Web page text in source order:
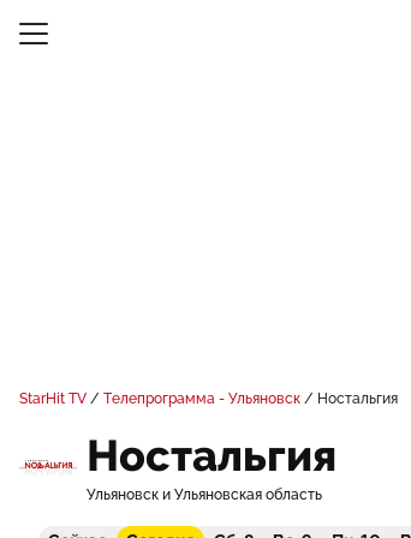
StarHit TV Телепрограмма - Ульяновск Ностальгия
Ностальгия
Ульяновск и Ульяновская область